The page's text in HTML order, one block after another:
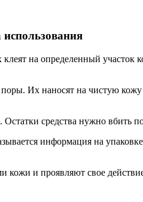
на определенный
Их наносят на чистую
Остатки средства нужно
информация на
кожи и проявляют свое